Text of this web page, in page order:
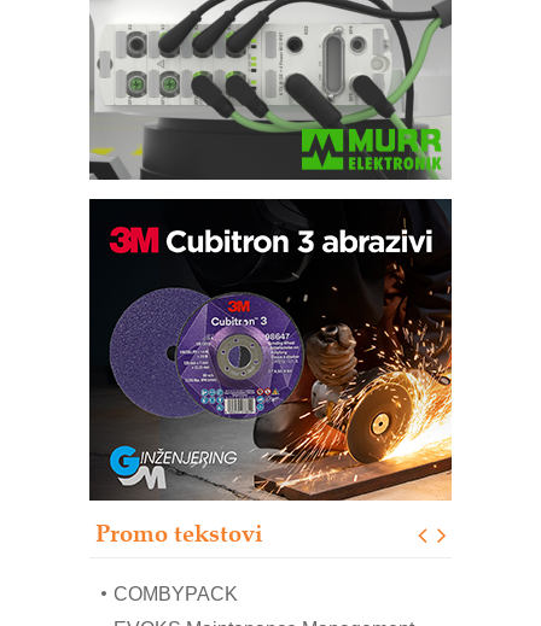
Promo tekstovi
Bezbednost na prvom mestu!
IB BLUMENAUER - više od 40 godina
poverenja u industriji
RMQ-TITAN ADVANCED INDICATOR
– Pametna signalizacija za efikasnije
upravljanje mašinama
Sigurnije ispitivanje transformatora u
solarnim elektranama i vetroparkovima
Pranje točkova na gradilištu- standard
modernog i odgovornog građenja
mrežnog pretvarača sa tečnim
COMBYPACK